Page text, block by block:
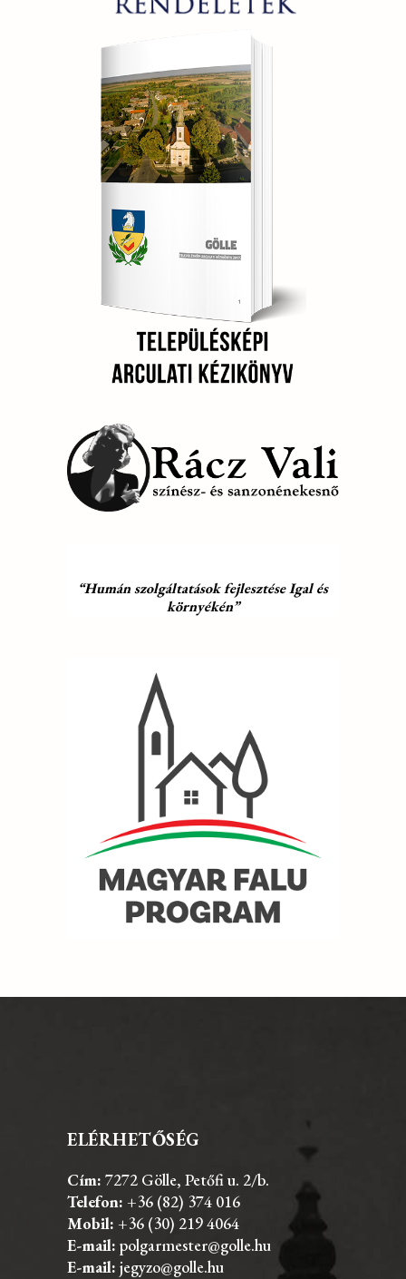
“Humán szolgáltatások fejlesztése Igal és
környékén”
ELÉRHETŐSÉG
Cím: 7272 Gölle, Petőfi u. 2/b.
Telefon: +36 (82) 374 016
Mobil: +36 (30) 219 4064
E-mail: polgarmester@golle.hu
E-mail: jegyzo@golle.hu